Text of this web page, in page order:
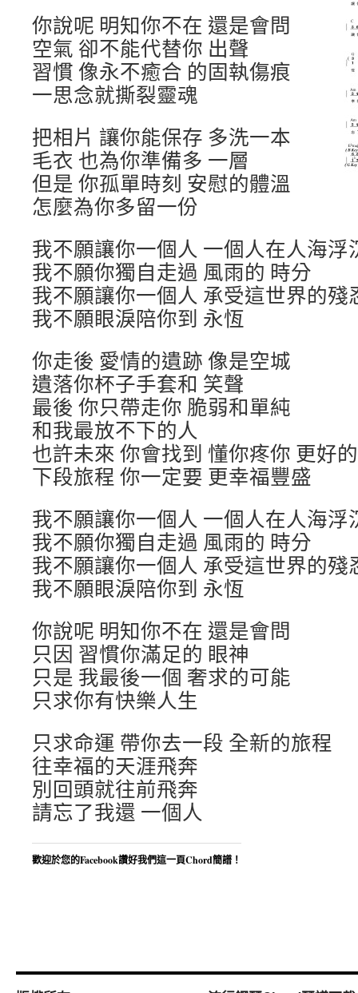
你說呢 明知你不在 還是會問
空氣 卻不能代替你 出聲
習慣 像永不癒合 的固執傷痕
一思念就撕裂靈魂
把相片 讓你能保存 多洗一本
毛衣 也為你準備多 一層
但是 你孤單時刻 安慰的體溫
怎麼為你多留一份
我不願讓你一個人 一個人在人海浮
我不願你獨自走過 風雨的 時分
我不願讓你一個人 承受這世界的殘
我不願眼淚陪你到 永恆
你走後 愛情的遺跡 像是空城
遺落你杯子手套和 笑聲
最後 你只帶走你 脆弱和單純
和我最放不下的人
也許未來 你會找到 懂你疼你 更好
下段旅程 你一定要 更幸福豐盛
我不願讓你一個人 一個人在人海浮
我不願你獨自走過 風雨的 時分
我不願讓你一個人 承受這世界的殘
我不願眼淚陪你到 永恆
你說呢 明知你不在 還是會問
只因 習慣你滿足的 眼神
只是 我最後一個 奢求的可能
只求你有快樂人生
只求命運 帶你去一段 全新的旅程
往幸福的天涯飛奔
別回頭就往前飛奔
請忘了我還 一個人
歡迎於您的Facebook讚好我們這一頁Chord簡譜！